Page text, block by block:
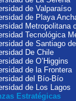
de Valparaíso
de Playa
Metropolitana
Tecnológica
de Santiago
De Chile
de O’Higgins
de la Frontera
del Bío-Bío
de Los Lagos
Estratégicas